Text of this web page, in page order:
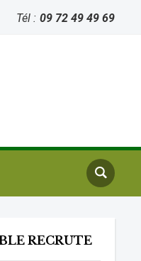
Tél : 09 72 49 49 69
RECRUTE